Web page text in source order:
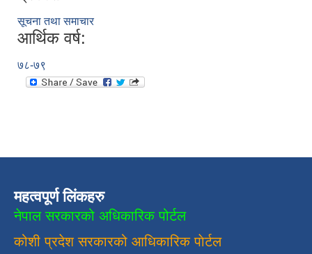
सूचना तथा समाचार
आर्थिक वर्ष:
७८-७९
महत्वपूर्ण लिंकहरु
नेपाल सरकारको अधिकारिक पोर्टल
कोशी प्रदेश सरकारको आधिकारिकपाेर्टल